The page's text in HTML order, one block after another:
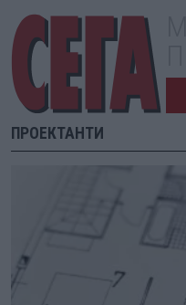
ПРОЕКТАНТИ